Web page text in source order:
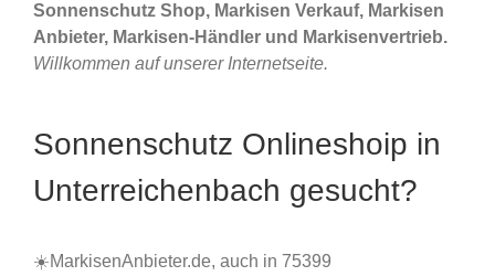
Sonnenschutz Shop, Markisen Verkauf, Markisen
Anbieter, Markisen-Händler und Markisenvertrieb.
Willkommen auf unserer Internetseite.
Sonnenschutz Onlineshoip in
Unterreichenbach gesucht?
☀️MarkisenAnbieter.de, auch in 75399